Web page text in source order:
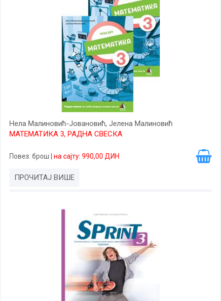
Нела Малиновић-Јовановић, Јелена Малиновић
МАТЕМАТИКА 3, РАДНА СВЕСКА
Повез: брош | на сајту: 990,00 ДИН
ПРОЧИТАЈ ВИШЕ